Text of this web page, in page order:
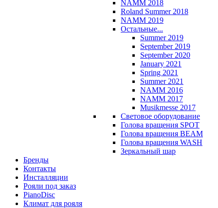
NAMM 2018
Roland Summer 2018
NAMM 2019
Остальные...
Summer 2019
September 2019
September 2020
January 2021
Spring 2021
Summer 2021
NAMM 2016
NAMM 2017
Musikmesse 2017
Световое оборудование
Голова вращения SPOT
Голова вращения BEAM
Голова вращения WASH
Зеркальный шар
Бренды
Контакты
Инсталляции
Рояли под заказ
PianoDisc
Климат для рояля